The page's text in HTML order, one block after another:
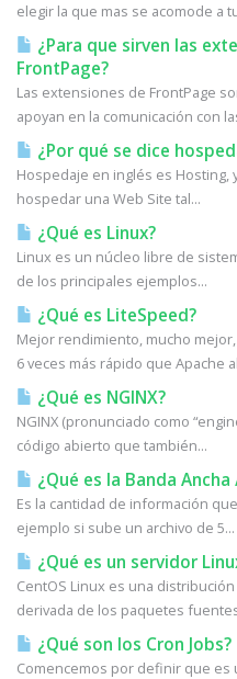
elegir la que mas se acomode a
¿Para que sirven las
FrontPage?
Las extensiones de FrontPage
apoyan en la comunicación con
¿Por qué se dice
Hospedaje en inglés es Hosting,
hospedar una Web Site tal...
¿Qué es Linux?
Linux es un núcleo libre de
de los principales ejemplos...
¿Qué es LiteSpeed?
Mejor rendimiento, mucho
6 veces más rápido que Apache
¿Qué es NGINX?
NGINX (pronunciado como
código abierto que también...
¿Qué es la Banda
Es la cantidad de información
ejemplo si sube un archivo de 5...
¿Qué es un servidor
CentOS Linux es una
derivada de los paquetes
¿Qué son los Cron Jobs?
Comencemos por definir que es